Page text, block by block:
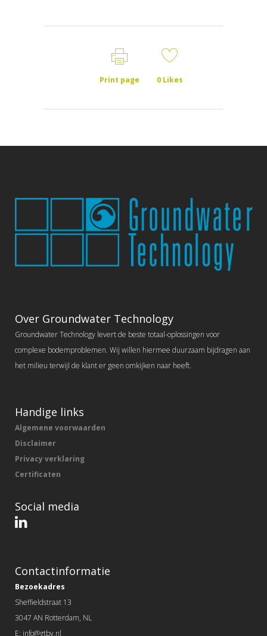
Print page 0Likes
Over Groundwater Technology
Groundwater Technology levert de beste totaal-oplossingen voor
complexe bodemproblemen. Wij willen hiermee duurzaam bijdragen aan
het milieu terwijl de klant er geen omkijken naar heeft.
Handige links
Algemene voorwaarden
Disclaimer
Privacy verklaring
Certificaten
Social media
Contactinformatie
Bezoekadres
Sheffieldstraat 13
3047 AN Rotterdam, NL
E: info@gtbv.nl